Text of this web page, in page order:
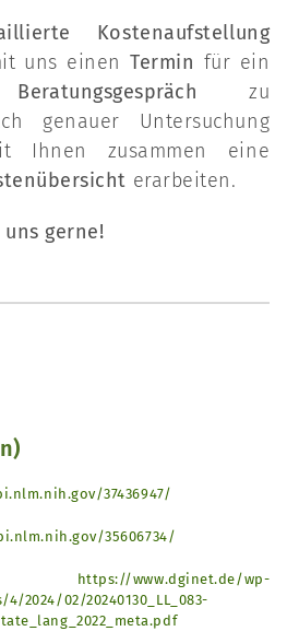
Kostenaufstellung
uns einenTermin für ein
zu
genauer Untersuchung
Ihnen zusammen eine
erarbeiten.
gerne!
37436947/
35606734/
https://www.dginet.de/wp-
2024/02/20240130_LL_083-